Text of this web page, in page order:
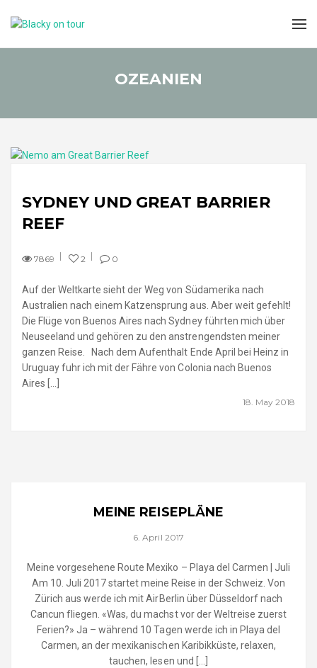
OZEANIEN
SYDNEY UND GREAT BARRIER
REEF
7869 2 0
18. May 2018
Auf der Weltkarte sieht der Weg von Südamerika nach
Australien nach einem Katzensprung aus. Aber weit gefehlt!
Die Flüge von Buenos Aires nach Sydney führten mich über
Neuseeland und gehören zu den anstrengendsten meiner
ganzen Reise. Nach dem Aufenthalt Ende April bei Heinz in
Uruguay fuhr ich mit der Fähre von Colonia nach Buenos
Aires […]
MEINE REISEPLÄNE
6. April 2017
Meine vorgesehene Route Mexiko – Playa del Carmen | Juli
Am 10. Juli 2017 startet meine Reise in der Schweiz. Von
Zürich aus werde ich mit AirBerlin über Düsseldorf nach
Cancun fliegen. «Was, du machst vor der Weltreise zuerst
Ferien?» Ja – während 10 Tagen werde ich in Playa del
Carmen, an der mexikanischen Karibikküste, relaxen,
tauchen, lesen und […]